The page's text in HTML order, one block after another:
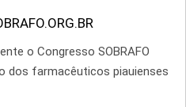
o Congresso SOBRAFO
dos farmacêuticos piauienses